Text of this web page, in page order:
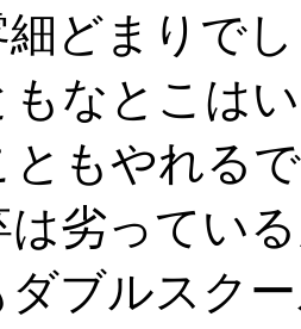
どまりで
もなとこは
ともやれる
は劣ってい
ダブルスク